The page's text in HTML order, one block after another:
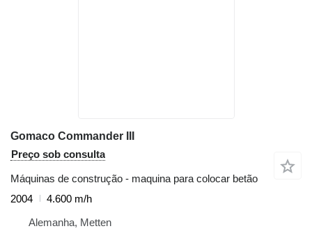
Gomaco Commander III
Preço sob consulta
Máquinas de construção - maquina para colocar betão
2004
4.600 m/h
Alemanha, Metten